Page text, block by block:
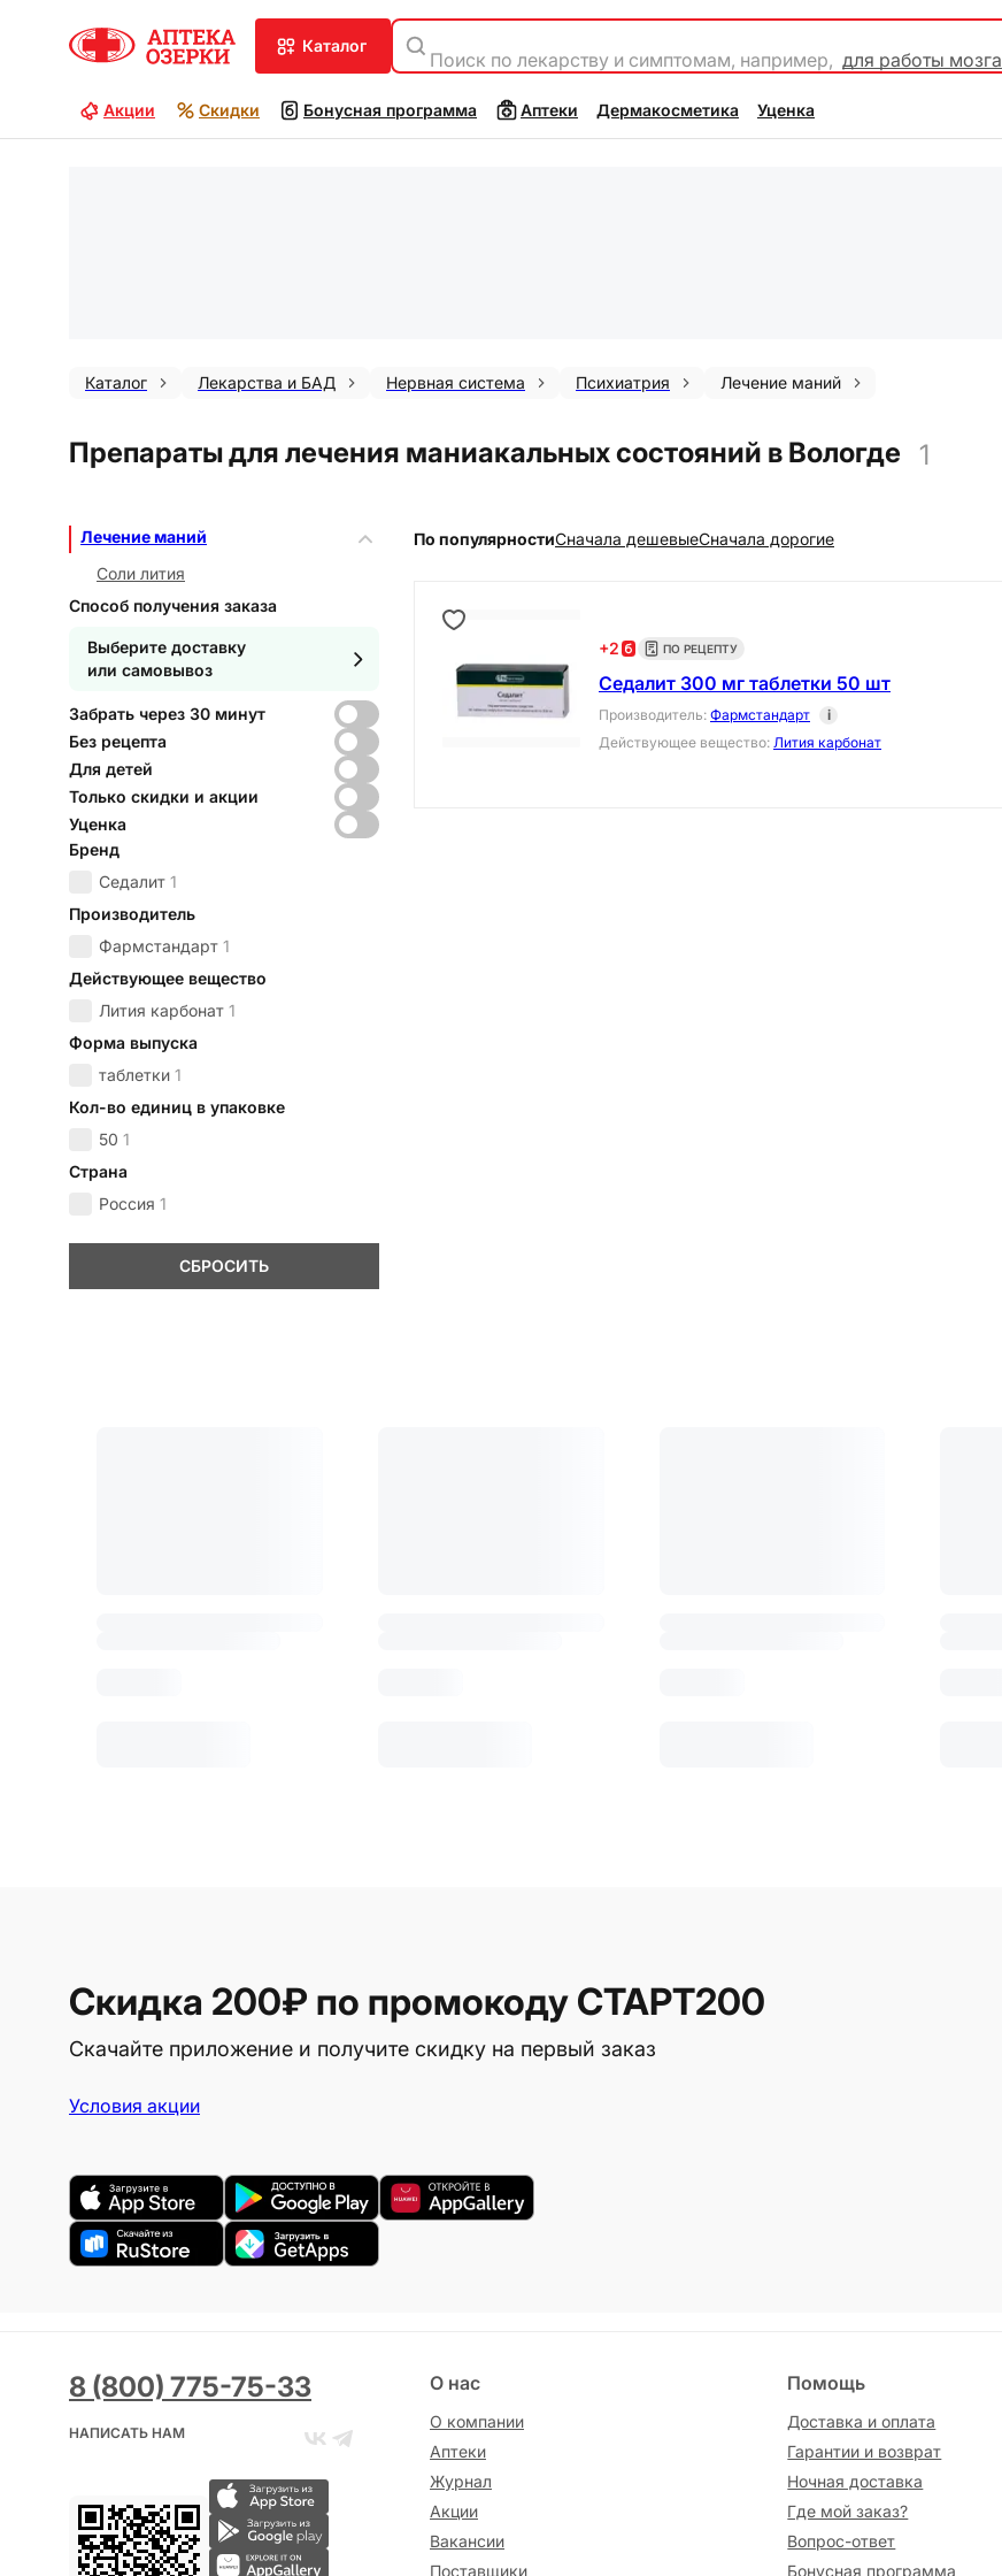
каталог
Поиск по лекарству и симптомам, например, для работы мозга
Акции Скидки Бонусная программа Аптеки Дермакосметика Уценка
Каталог Лекарства и БАД Нервная система Психиатрия Лечение маний
Препараты для лечения маниакальных состояний в Вологде 1
Лечение маний
Соли лития
Способ получения заказа
Выберите доставку
или самовывоз
Забрать через 30 минут
Без рецепта
Для детей
Только скидки и акции
Уценка
Бренд
Седалит 1
Производитель
Фармстандарт 1
Действующее вещество
Лития карбонат 1
Форма выпуска
таблетки 1
Кол-во единиц в упаковке
50 1
Страна
Россия 1
СБРОСИТЬ
По популярностиCначала дешевыеCначала дорогие
+2 ПО РЕЦЕПТУ
Седалит 300 мг таблетки 50 шт
Производитель: Фармстандарт
i
Действующее вещество: Лития карбонат
Скидка 200₽ по промокоду СТАРТ200
Скачайте приложение и получите скидку на первый заказ
Условия акции
8 (800) 775-75-33
НАПИСАТЬ НАМ
О нас
О компании
Аптеки
Журнал
Акции
Вакансии
Поставщики
Помощь
Доставка и оплата
Гарантии и возврат
Ночная доставка
Где мой заказ?
Вопрос-ответ
Бонусная программа